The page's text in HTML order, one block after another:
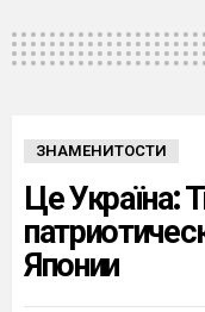
ЗНАМЕНИТОСТИ
Це Україна:
Японии